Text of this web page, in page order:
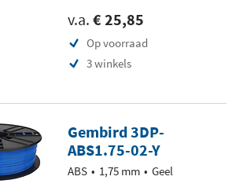
v.a. € 25,85
Op voorraad
3 winkels
Gembird 3DP-
ABS1.75-02-Y
ABS 1,75 mm Geel